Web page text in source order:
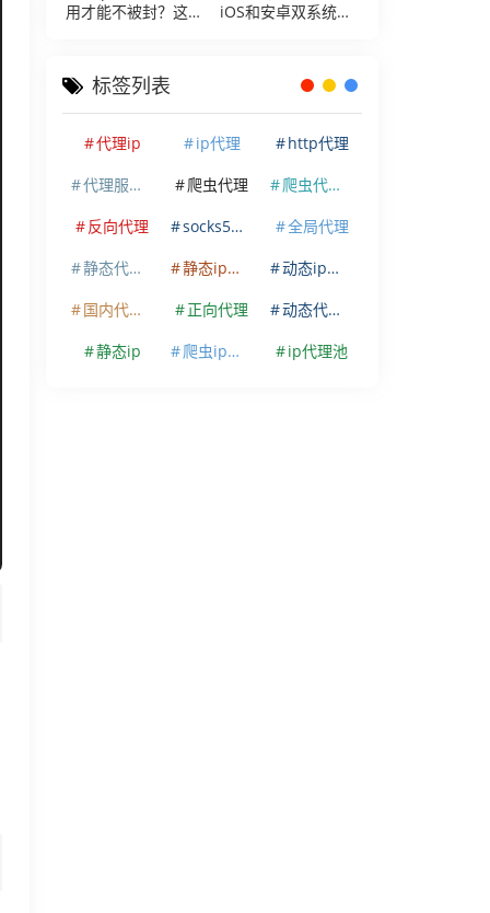
用才能不被封？这份
iOS和安卓双系统设
标签列表
代理ip ip代理
http代理
代理服务器
爬虫代理
爬虫代理ip
反向代理
socks5代理
全局代理
静态代理ip
静态ip代理
动态ip代理
国内代理ip
正向代理
动态代理ip
静态ip
爬虫ip代理 ip代理池